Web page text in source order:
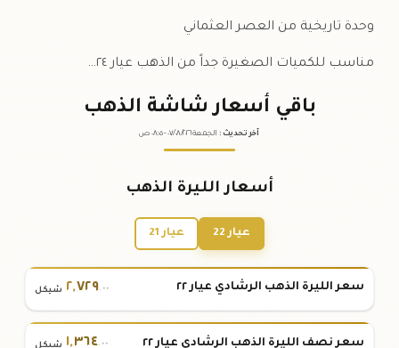
وحدة تاريخية من العصر العثماني
مناسب للكميات الصغيرة جداً من الذهب عيار ٢٤…
باقي أسعار شاشة الذهب
آخر تحديث : الجمعة ٠٧ /٠٨/٢٠٢٦ - ٠٨:٠٥ ص
أسعار الليرة الذهب
عيار 22 عيار 21
سعر الليرة الذهب الرشادي عيار ٢٢ ٢,٧٢٩.٠٠ شيكل
سعر نصف الليرة الذهب الرشادي عيار ٢٢ ١,٣٦٤.٠٠ شيكل